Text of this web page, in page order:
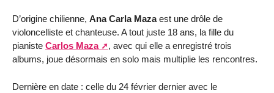
D’origine chilienne, Ana Carla Mazaest une drôle de
violoncelliste et chanteuse. A tout juste 18 ans, la fille du
pianiste Carlos Maza
, avec qui elle a enregistré trois
albums, joue désormais en solo mais multiplie les rencontres.
Dernière en date : celle du 24 février dernier avec le